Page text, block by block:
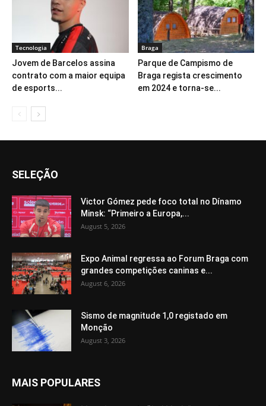
Tecnologia
Jovem de Barcelos assina
contrato com a maior equipa
de esports...
Braga
Parque de Campismo de
Braga regista crescimento
em 2024 e torna-se...
SELEÇÃO
Victor Gómez pede foco total no Dínamo
Minsk: “Primeiro a Europa,...
August 5, 2026
Expo Animal regressa ao Forum Braga com
grandes competições caninas e...
August 6, 2026
Sismo de magnitude 1,0 registado em
Monção
August 3, 2026
MAIS POPULARES